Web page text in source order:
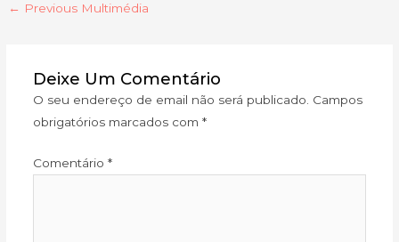
← Previous Multimédia
Deixe Um Comentário
O seu endereço de email não será publicado. Campos
obrigatórios marcados com *
Comentário *